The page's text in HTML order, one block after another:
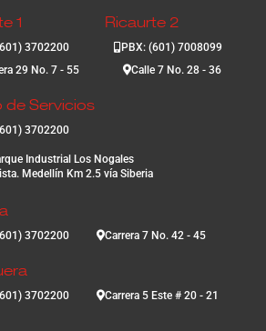
1
3702200
29 No. 7 - 55
Ricaurte 2
PBX: (601) 7008099
Calle 7 No. 28 - 36
de Servicios
3702200
Industrial Los Nogales
Medellín Km 2.5 vía Siberia
3702200 Carrera 7 No. 42 - 45
3702200 Carrera 5 Este # 20 - 21